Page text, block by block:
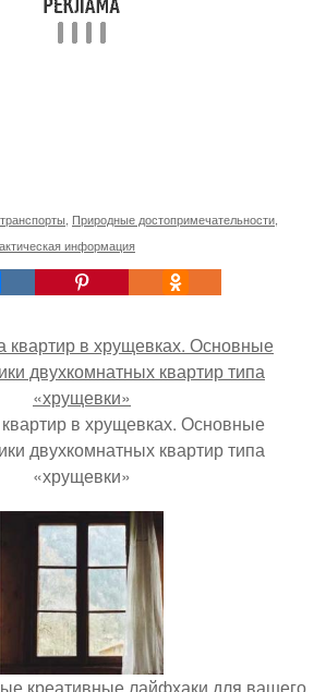
Природные достопримечательности
информация
в хрущевках. Основные
двухкомнатных квартир типа
«хрущевки»